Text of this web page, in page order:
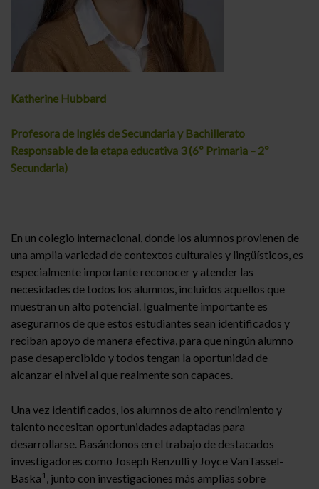
Katherine Hubbard
Profesora de Inglés de Secundaria y Bachillerato
Responsable de la etapa educativa 3 (6º Primaria – 2º
Secundaria)
En un colegio internacional, donde los alumnos provienen de
una amplia variedad de contextos culturales y lingüísticos, es
especialmente importante reconocer y atender las
necesidades de todos los alumnos, incluidos aquellos que
muestran un alto potencial. Igualmente importante es
asegurarnos de que estos estudiantes sean identificados y
reciban apoyo de manera efectiva, para que ningún alumno
pase desapercibido y todos tengan la oportunidad de
alcanzar el nivel al que realmente son capaces.
Una vez identificados, los alumnos de alto rendimiento y
talento necesitan oportunidades adaptadas para
desarrollarse. Basándonos en el trabajo de destacados
investigadores como Joseph Renzulli y Joyce VanTassel-
Baska 1, junto con investigaciones más amplias sobre